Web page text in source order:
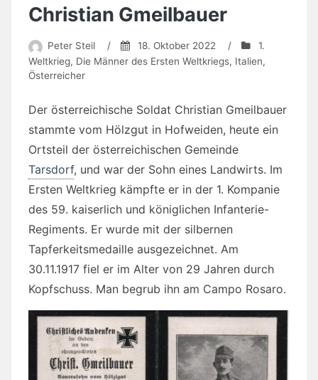
Christian Gmeilbauer
Peter Steil / 18. Oktober 2022 /
1.
Weltkrieg, Die Männer des Ersten Weltkriegs, Italien,
Österreicher
Der österreichische Soldat Christian Gmeilbauer
stammte vom Hölzgut in Hofweiden, heute ein
Ortsteil der österreichischen Gemeinde
Tarsdorf, und war der Sohn eines Landwirts. Im
Ersten Weltkrieg kämpfte er in der 1. Kompanie
des 59. kaiserlich und königlichen Infanterie-
Regiments. Er wurde mit der silbernen
Tapferkeitsmedaille ausgezeichnet. Am
30.11.1917 fiel er im Alter von 29 Jahren durch
Kopfschuss. Man begrub ihn am Campo Rosaro.